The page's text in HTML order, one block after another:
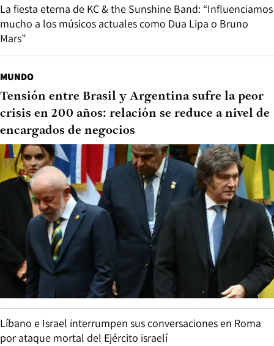
La fiesta eterna de KC & the Sunshine Band: “Influenciamos
mucho a los músicos actuales como Dua Lipa o Bruno
Mars”
MUNDO
Tensión entre Brasil y Argentina sufre la peor
crisis en 200 años: relación se reduce a nivel de
encargados de negocios
Líbano e Israel interrumpen sus conversaciones en Roma
por ataque mortal del Ejército israelí